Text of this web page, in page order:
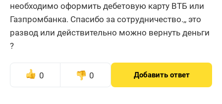
необходимо оформить дебетовую карту ВТБ или
Газпромбанка. Спасибо за сотрудничество.,, это
развод или действительно можно вернуть деньги
?
0 0 Добавить ответ